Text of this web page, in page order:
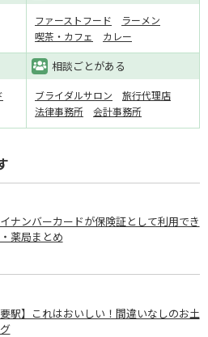
ファーストフード
ラーメン
喫茶・カフェ
カレー
相談ごとがある
ブライダルサロン
旅行代理店
法律事務所
会計事務所
イナンバーカードが保険証として利用でき
薬局まとめ
要駅】これはおいしい！間違いなしのお土